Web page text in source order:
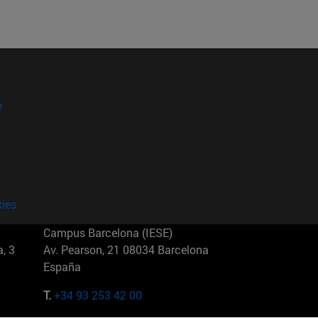
3
Campus Barcelona (IESE)
Av. Pearson, 21 08034 Barcelona
España
T.+34 93 253 42 00